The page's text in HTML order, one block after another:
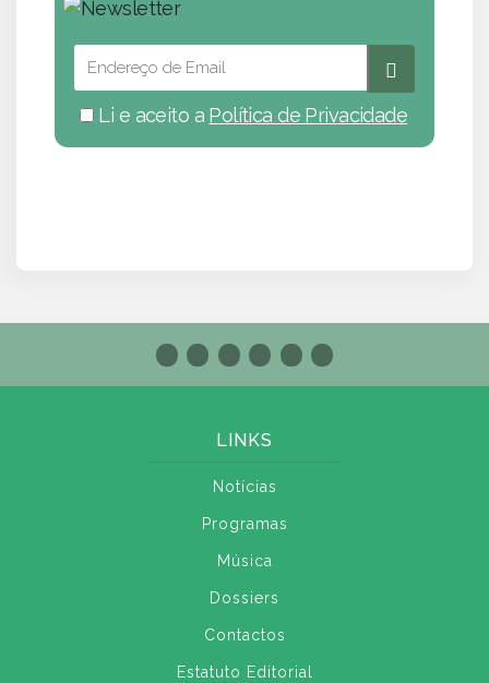
Li e aceito a Política de Privacidade
LINKS
Notícias
Programas
Música
Dossiers
Contactos
Estatuto Editorial